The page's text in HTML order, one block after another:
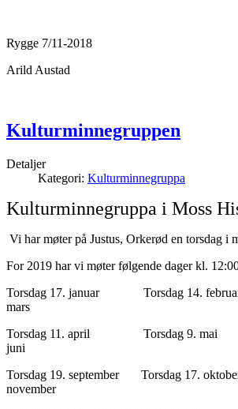
Rygge 7/11-2018
Arild Austad
Kulturminnegruppen
Detaljer
Kategori: Kulturminnegruppa
Kulturminnegruppa i Moss
Vi har møter på Justus, Orkerød en torsdag i
For 2019 har vi møter følgende dager kl.
Torsdag 17. januar Torsdag 14.
mars
Torsdag 11. april Torsdag 9.
juni
Torsdag 19. september Torsdag 17.
november